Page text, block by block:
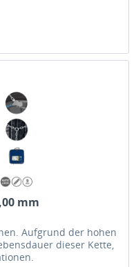
mm
Aufgrund der hohen
dieser Kette,